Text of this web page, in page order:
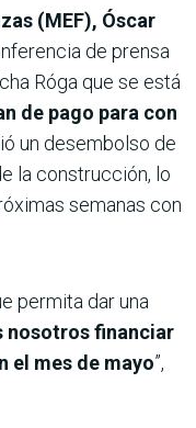
(MEF), Óscar
de prensa
Róga que se está
de pago para con
un desembolso de
la construcción, lo
semanas con
permita dar una
nosotros financiar
el mes de mayo”,